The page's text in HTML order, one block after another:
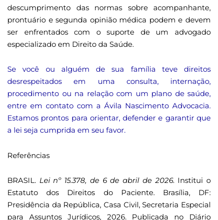
descumprimento das normas sobre acompanhante,
prontuário e segunda opinião médica podem e devem
ser enfrentados com o suporte de um advogado
especializado em Direito da Saúde.
Se você ou alguém de sua família teve direitos
desrespeitados em uma consulta, internação,
procedimento ou na relação com um plano de saúde,
entre em contato com a Ávila Nascimento Advocacia.
Estamos prontos para orientar, defender e garantir que
a lei seja cumprida em seu favor.
Referências
BRASIL. Lei nº 15.378, de 6 de abril de 2026. Institui o
Estatuto dos Direitos do Paciente. Brasília, DF:
Presidência da República, Casa Civil, Secretaria Especial
para Assuntos Jurídicos, 2026. Publicada no Diário